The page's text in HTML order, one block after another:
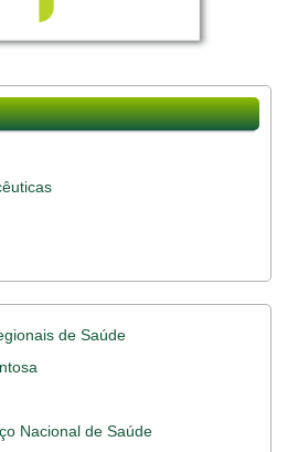
de Saúde
Nacional de Saúde